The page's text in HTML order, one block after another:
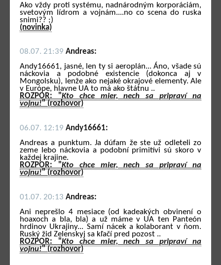
Ako vždy proti systému, nadnárodným korporáciám,
svetovým lídrom a vojnám....no co scena do ruska
snimi?? ;)
(novinka)
08.07. 21:39 Andreas:
Andy16661, jasné, len ty si aeroplán... Áno, všade sú
náckovia a podobné existencie (dokonca aj v
Mongolsku), lenže ako nejaké okrajové elementy. Ale
v Európe, hlavne UA to má ako štátnu ..
ROZPOR: "Kto chce mier, nech sa pripraví na
vojnu!" (rozhovor)
06.07. 12:19 Andy16661:
Andreas a punktum. Ja dúfam že ste už odleteli zo
zeme lebo náckovia a podobní primitívi sú skoro v
každej krajine.
ROZPOR: "Kto chce mier, nech sa pripraví na
vojnu!" (rozhovor)
01.07. 20:13 Andreas:
Ani neprešlo 4 mesiace (od kadeakých obvinení o
hoaxoch a bla, bla) a už máme v UA ten Panteón
hrdinov Ukrajiny... Samí nácek a kolaborant v ňom.
Ruský žid Zelenskyj sa kľačí pred pozost ..
ROZPOR: "Kto chce mier, nech sa pripraví na
vojnu!" (rozhovor)